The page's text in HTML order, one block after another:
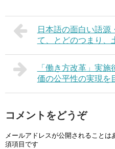
日本語の面白い語源
て、とどのつまり、
「働き方改革」実
価の公平性の実現を
コメントをどうぞ
メールアドレスが公開されることは
須項目です